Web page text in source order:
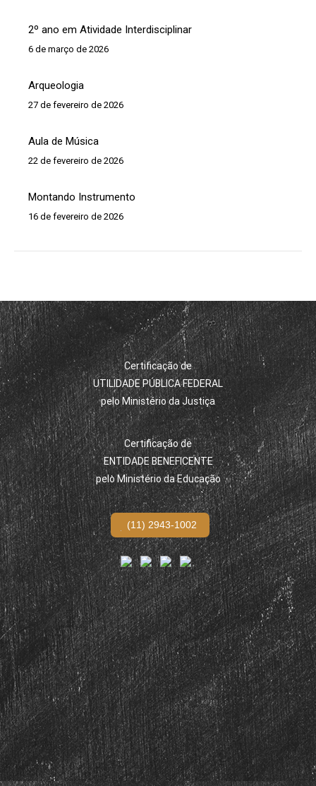
2º ano em Atividade Interdisciplinar
6 de março de 2026
Arqueologia
27 de fevereiro de 2026
Aula de Música
22 de fevereiro de 2026
Montando Instrumento
16 de fevereiro de 2026
Certificação de
UTILIDADE PÚBLICA FEDERAL
pelo Ministério da Justiça
Certificação de
ENTIDADE BENEFICENTE
pelo Ministério da Educação
(11) 2943-1002